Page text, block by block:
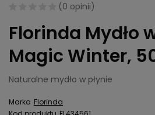
(0 opinii)
Florinda Mydło
Magic Winter,
Naturalne mydło w płynie
Marka Florinda